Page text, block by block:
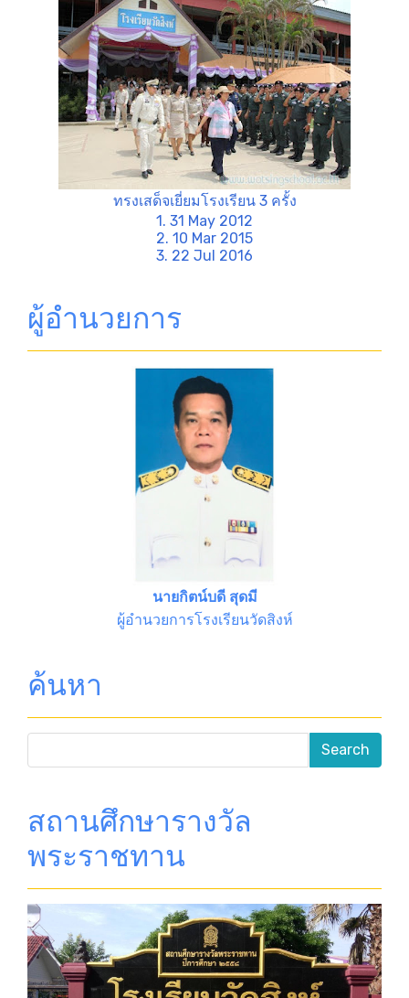
ทรงเสด็จเยี่ยมโรงเรียน 3 ครั้ง
1. 31 May 2012
2. 10 Mar 2015
3. 22 Jul 2016
ผู้อำนวยการ
นายกิตน์บดี สุดมี
ผู้อำนวยการโรงเรียนวัดสิงห์
ค้นหา
สถานศึกษารางวัล
พระราชทาน